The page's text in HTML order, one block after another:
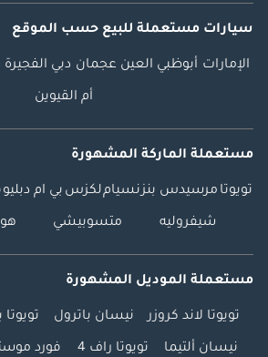
سيارات مستعملة للبيع حسب الموقع
الإمارات أبوظبي العين عجمان دبي الفجيرة
أم القيوين
مستعملة الماركة المشهورة
تويوتا مرسيدس بنزنسياملكزس بي ام دبليو
شيفروليه متسوبيشي
مستعملة الموديل المشهورة
تويوتا لاند كروزر نيسان باترول تويوتا
نيسان ألتيما تويوتا راف 4 فورد